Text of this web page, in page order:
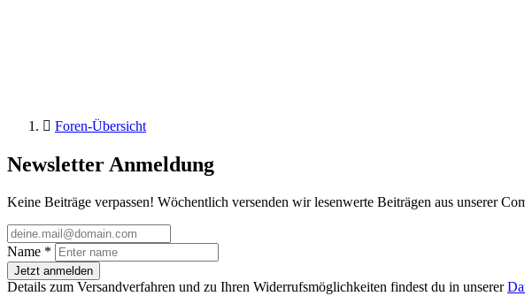
Foren-Übersicht
Newsletter Anmeldung
Keine Beiträge verpassen! Wöchentlich versenden wir lesenwerte Beiträgen aus unserer
Name *
Jetzt anmelden
Details zum Versandverfahren und zu Ihren Widerrufsmöglichkeiten findest du in unserer